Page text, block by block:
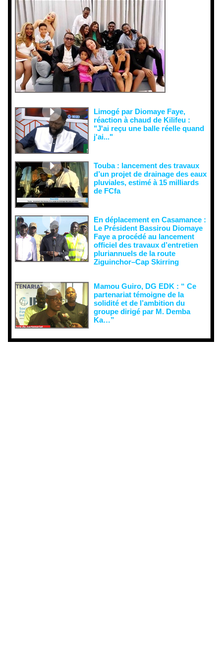
Limogé par Diomaye Faye,
réaction à chaud de Kilifeu :
"J'ai reçu une balle réelle quand
j'ai..."
Touba : lancement des travaux
d’un projet de drainage des eaux
pluviales, estimé à 15 milliards
de FCfa ‎
En déplacement en Casamance :
Le Président Bassirou Diomaye
Faye a procédé au lancement
officiel des travaux d’entretien
pluriannuels de la route
Ziguinchor–Cap Skirring
Mamou Guiro, DG EDK : “ Ce
partenariat témoigne de la
solidité et de l’ambition du
groupe dirigé par M. Demba
Ka…”